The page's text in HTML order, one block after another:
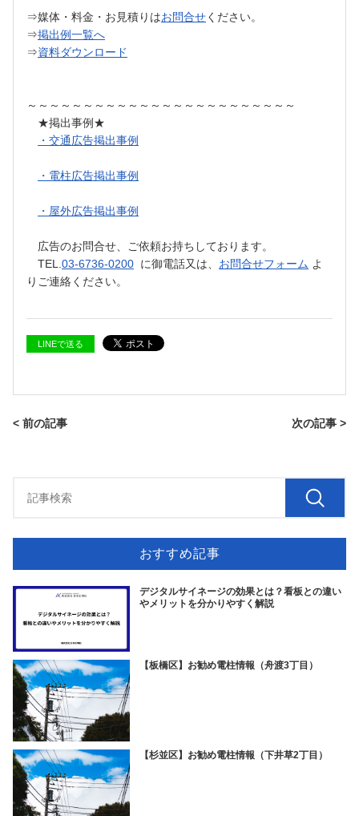
⇒媒体・料金・お見積りはお問合せください。
⇒掲出例一覧へ
⇒資料ダウンロード
～～～～～～～～～～～～～～～～～～～～～～～～
★掲出事例★
・交通広告掲出事例
・電柱広告掲出事例
・屋外広告掲出事例
広告のお問合せ、ご依頼お持ちしております。
TEL. 03-6736-0200 に御電話又は、 お問合せフォーム よ
りご連絡ください。
LINEで送る
< 前の記事 次の記事 >
おすすめ記事
デジタルサイネージの効果とは？看板との違い
やメリットを分かりやすく解説
【板橋区】お勧め電柱情報（舟渡3丁目）
【杉並区】お勧め電柱情報（下井草2丁目）